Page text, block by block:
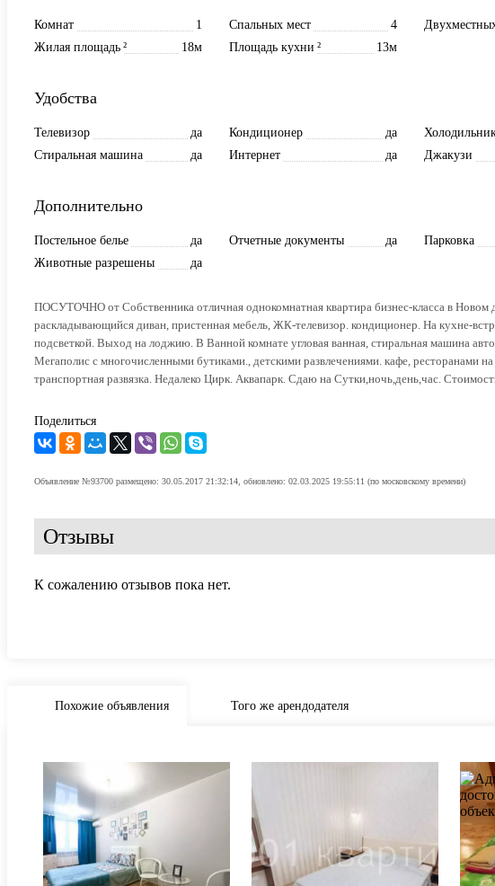
Комнат 1 Спальных мест 4
Жилая площадь
18м
² Площадь кухни 13м
²
Удобства
Телевизор да Кондиционер да
Стиральная машина
да Интернет да Джакузи
Дополнительно
Постельное белье да Отчетные документы да Парковка
Животные разрешены
да
ПОСУТОЧНО от Собственника отличная однокомнатная квартира бизнес-класса в Новом
раскладывающийся диван, пристенная мебель, ЖК-телевизор. кондиционер. На кухне-
подсветкой. Выход на лоджию. В Ванной комнате угловая ванная, стиральная машина
Мегаполис с многочисленными бутиками., детскими развлечениями. кафе, ресторанами
транспортная развязка. Недалеко Цирк. Аквапарк. Сдаю на Сутки,ночь,день,час.
Поделиться
Объявление №93700 размещено: 30.05.2017 21:32:14, обновлено: 02.03.2025 19:55:11 (по московскому времени)
Отзывы
К сожалению отзывов пока нет.
Похожие объявления Того же арендодателя